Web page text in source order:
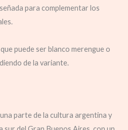
para complementar los
puede ser blanco merengue o
de la variante.
parte de la cultura argentina y